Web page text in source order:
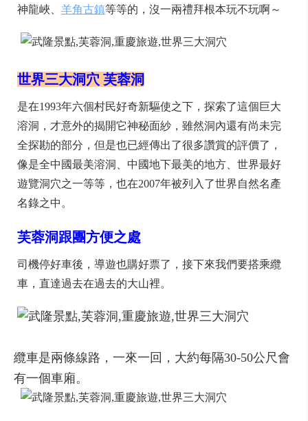
神龍峽、 羊角古鎮等等的，沒一兩禮拜根本玩不玩啊～
世界三大洞穴 芙蓉洞
是在1993年六個村民好奇新驅使之下，探索了這個巨大
溶洞，才意外的揭開它神秘面紗，雖然洞內還有尚未完
全探勘的部分，但是也已經傳出了很多讚賞的評價了，
像是全中國最美溶洞、中國地下最美的地方、世界最好
遊覽洞穴之一等等，也在2007年被列入了世界自然名產
名錄之中。
芙蓉洞跟團方便之處
司機停好車後，導遊也購好票了，接下來我們要搭乘纜
車，直達過去在過去的大山裡。
纜車是兩條線路，一來一回，大約每隔30-50公尺會
有一個車廂。